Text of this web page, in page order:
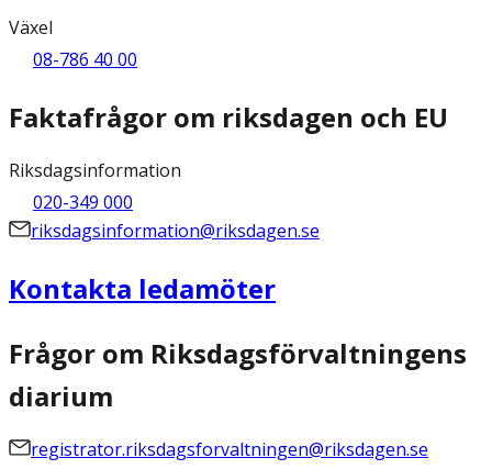
Växel
08-786 40 00
Faktafrågor om riksdagen och EU
Riksdagsinformation
020-349 000
riksdagsinformation@riksdagen.se
Kontakta ledamöter
Frågor om Riksdagsförvaltningens
diarium
registrator.riksdagsforvaltningen@riksdagen.se